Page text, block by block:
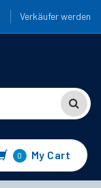
Verkäufer werden
0 My Cart